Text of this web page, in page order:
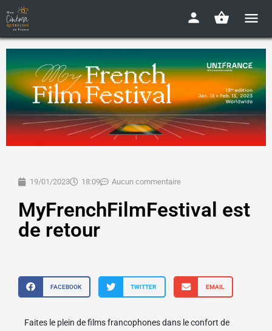
19/01/2023 18:09 Aucun commentaire
MyFrenchFilmFestival est
de retour
FACEBOOK TWITTER EMAIL
Faites le plein de films francophones dans le confort de